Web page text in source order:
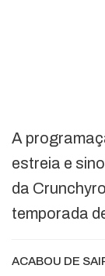
A
estreia e
da
temporada
ACABOU DE